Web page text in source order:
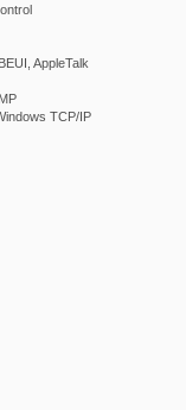
AppleTalk
TCP/IP